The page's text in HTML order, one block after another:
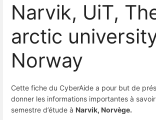
Narvik, UiT,
arctic
Norway
Cette fiche du CyberAide a pour but de
donner les informations importantes à
semestre d’étude à Narvik, Norvège.